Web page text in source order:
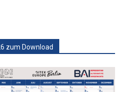
zum Download